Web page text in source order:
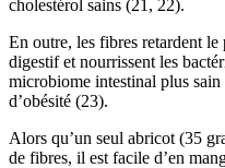
cholestérol sains (21 , 22).
En outre, les fibres retardent le
digestif et nourrissent les
microbiome intestinal plus
d’obésité (23).
Alors qu’un seul abricot (35
de fibres, il est facile d’en